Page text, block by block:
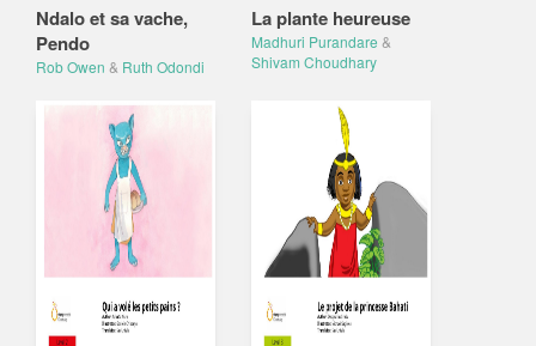
Ndalo et sa vache,
Pendo
Rob Owen & Ruth Odondi
La plante heureuse
Madhuri Purandare &
Shivam Choudhary